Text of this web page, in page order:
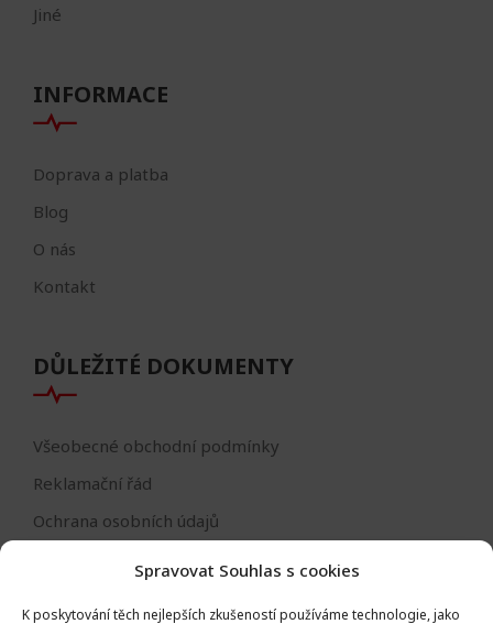
Spravovat Souhlas s cookies
K poskytování těch nejlepších zkušeností používáme technologie, jako
Jiné
INFORMACE
Doprava a platba
Blog
O nás
Kontakt
DŮLEŽITÉ DOKUMENTY
Všeobecné obchodní podmínky
Reklamační řád
Ochrana osobních údajů